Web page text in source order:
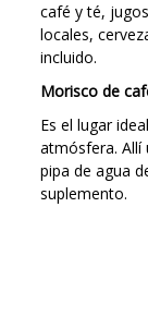
café y té,
locales,
incluido.
Morisco de
Es el lugar
atmósfera. Allí
pipa de agua
suplemento.